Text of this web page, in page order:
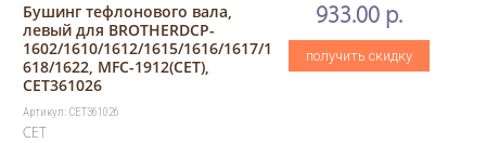
Бушинг тефлонового вала,
левый для BROTHERDCP-
1602/1610/1612/1615/1616/1617/1
618/1622, MFC-1912(CET),
CET361026
Артикул: CET361026
CET
933.00 р.
получить скидку